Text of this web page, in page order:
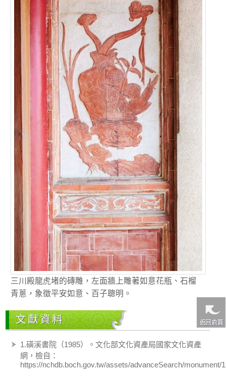
三川殿龍虎堵的磚雕，左面牆上雕著如意花瓶、石榴
青蔥，象徵平安如意、百子聰明。
文獻資料
1.磺溪書院（1985）。文化部文化資產局國家文化資產
網，檢自：
https://nchdb.boch.gov.tw/assets/advanceSearch/monument/